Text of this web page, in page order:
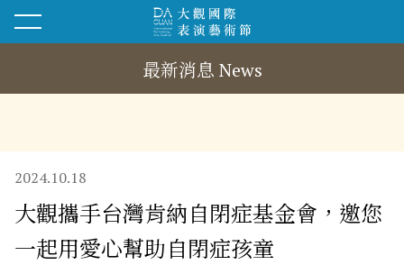
最新消息 News
2024.10.18
大觀攜手台灣肯納自閉症基金會，邀您
一起用愛心幫助自閉症孩童